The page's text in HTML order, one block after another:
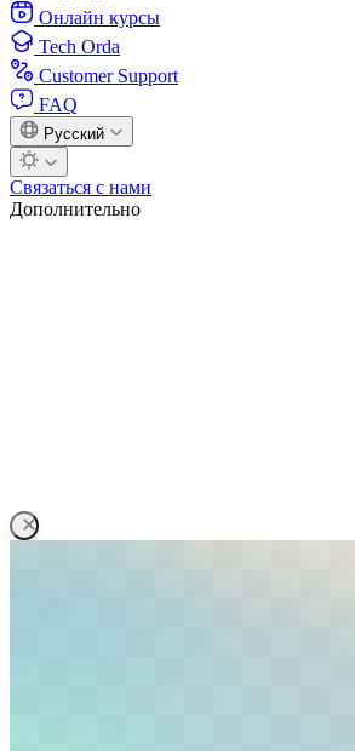
Онлайн курсы
Tech Orda
Customer Support
FAQ
Русский
Связаться с нами
Дополнительно